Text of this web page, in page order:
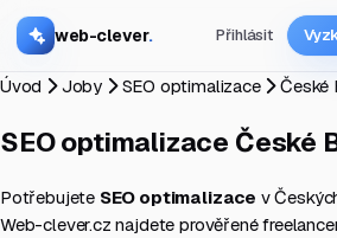
web-clever. Přihlásit
Úvod Joby SEO optimalizace České
SEO optimalizace České
Potřebujete SEO optimalizace v
Web-clever.cz najdete prověřené